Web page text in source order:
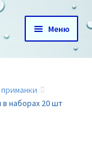
Меню
в наборах 20 шт